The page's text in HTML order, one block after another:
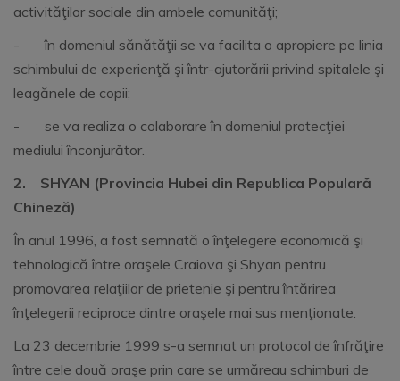
activităţilor sociale din ambele comunităţi;
- în domeniul sănătăţii se va facilita o apropiere pe linia
schimbului de experienţă şi într-ajutorării privind spitalele şi
leagănele de copii;
- se va realiza o colaborare în domeniul protecţiei
mediului înconjurător.
2. SHYAN (Provincia Hubei din Republica Populară
Chineză)
În anul 1996, a fost semnată o înţelegere economică şi
tehnologică între oraşele Craiova şi Shyan pentru
promovarea relaţiilor de prietenie şi pentru întărirea
înţelegerii reciproce dintre oraşele mai sus menţionate.
La 23 decembrie 1999 s-a semnat un protocol de înfrăţire
între cele două oraşe prin care se urmăreau schimburi de